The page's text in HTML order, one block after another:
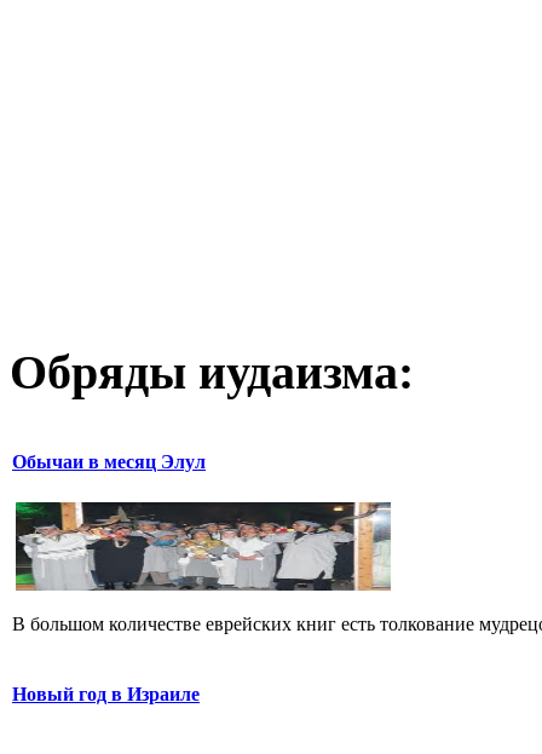
Обряды иудаизма:
Обычаи в месяц Элул
В большом количестве еврейских книг есть толкование
Новый год в Израиле